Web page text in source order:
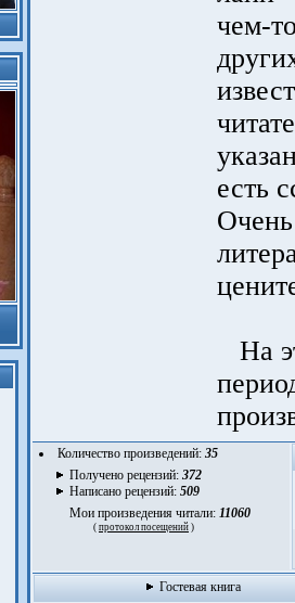
чем-
есть
На
Количество произведений: 35
Получено рецензий: 372
Написано рецензий: 509
Мои произведения читали: 11060
( протокол посещений )
Гостевая книга